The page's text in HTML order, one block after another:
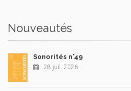
Nouveautés
Sonorités n°49
28 juil. 2026